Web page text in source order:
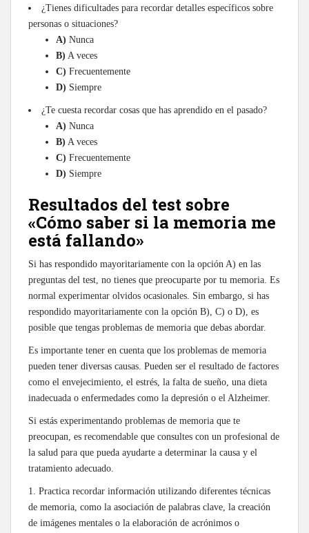
¿Tienes dificultades para recordar detalles específicos sobre
personas o situaciones?
A) Nunca
B) A veces
C) Frecuentemente
D) Siempre
¿Te cuesta recordar cosas que has aprendido en el pasado?
A) Nunca
B) A veces
C) Frecuentemente
D) Siempre
Resultados del test sobre
«Cómo saber si la memoria me
está fallando»
Si has respondido mayoritariamente con la opción A) en las
preguntas del test, no tienes que preocuparte por tu memoria. Es
normal experimentar olvidos ocasionales. Sin embargo, si has
respondido mayoritariamente con la opción B), C) o D), es
posible que tengas problemas de memoria que debas abordar.
Es importante tener en cuenta que los problemas de memoria
pueden tener diversas causas. Pueden ser el resultado de factores
como el envejecimiento, el estrés, la falta de sueño, una dieta
inadecuada o enfermedades como la depresión o el Alzheimer.
Si estás experimentando problemas de memoria que te
preocupan, es recomendable que consultes con un profesional de
la salud para que pueda ayudarte a determinar la causa y el
tratamiento adecuado.
1. Practica recordar información utilizando diferentes técnicas
de memoria, como la asociación de palabras clave, la creación
de imágenes mentales o la elaboración de acrónimos o